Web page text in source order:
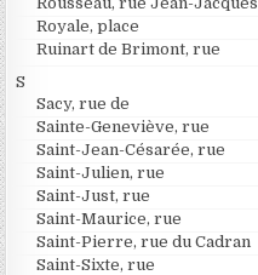
Royale, place
Ruinart de Brimont, rue
S
Sacy, rue de
Sainte-Geneviève, rue
Saint-Jean-Césarée, rue
Saint-Julien, rue
Saint-Just, rue
Saint-Maurice, rue
Saint-Pierre, rue du Cadran
Saint-Sixte, rue